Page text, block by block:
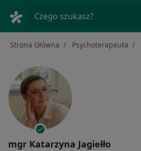
Czego szukasz?
Strona Główna Psychoterapeuta
mgr Katarzyna Jagiełło